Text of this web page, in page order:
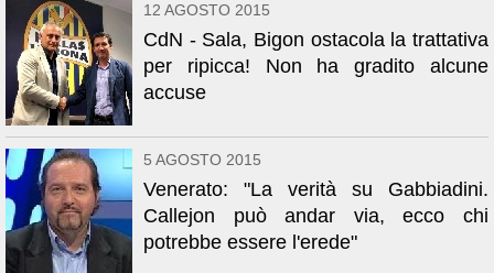
12 AGOSTO 2015
CdN - Sala, Bigon ostacola la trattativa
per ripicca! Non ha gradito alcune
accuse
5 AGOSTO 2015
Venerato: "La verità su Gabbiadini.
Callejon può andar via, ecco chi
potrebbe essere l'erede"